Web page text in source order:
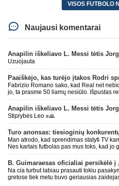
VISOS FUTBOLO
Naujausi komentarai
Anapilin iškeliavo L. Messi tėtis
Uzuojauta
Fabrizio Romano sako, kad Real net
jo, ta prasme 50 liamų nesiūlo. Išpustas
Anapilin iškeliavo L. Messi tėtis
Stiprybės Leo ✊🙏
Man atrodo, kad sprendimas statyti TV
Nes kartais futbolas pas mus toks, kad jo
kaip alaus butelys, kurį ką tik išmaukiau.
nieką“), kuris kiek girdėjau, įpūtė akis
B. Guimaraesas oficialiai persikėlė į
Na cia turbut labiau prasauti tokiu
gretose tiek metu buvo geriausias